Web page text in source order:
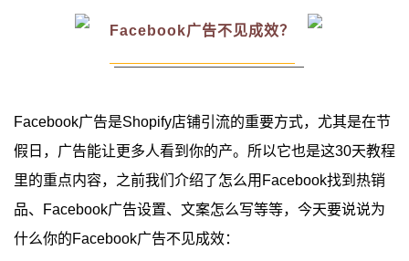
Facebook广告不见成效？
Facebook广告是Shopify店铺引流的重要方式，尤其是在节
假日，广告能让更多人看到你的产。所以它也是这30天教程
里的重点内容，之前我们介绍了怎么用Facebook找到热销
品、Facebook广告设置、文案怎么写等等，今天要说说为
什么你的Facebook广告不见成效：